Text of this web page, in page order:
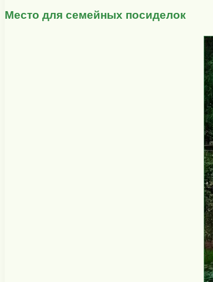
Место для семейных посиделок